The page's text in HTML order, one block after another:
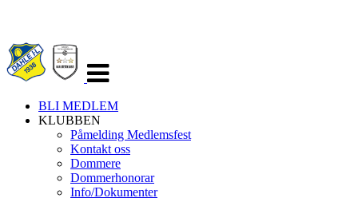
navigasjon
BLI MEDLEM
KLUBBEN
Påmelding Medlemsfest
Kontakt oss
Dommere
Dommerhonorar
Info/Dokumenter